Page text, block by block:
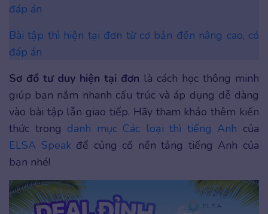
đáp án
Bài tập thì hiện tại đơn từ cơ bản đến nâng cao, có
đáp án
Sơ đồ tư duy hiện tại đơn là cách học thông minh
giúp bạn nắm nhanh cấu trúc và áp dụng dễ dàng
vào bài tập lẫn giao tiếp. Hãy tham khảo thêm kiến
thức trong danh mục Các loại thì tiếng Anh của
ELSA Speakđể củng cố nền tảng tiếng Anh của
bạn nhé!